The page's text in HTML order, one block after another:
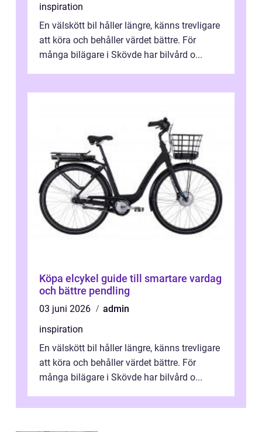
inspiration
En välskött bil håller längre, känns trevligare
att köra och behåller värdet bättre. För
många bilägare i Skövde har bilvård o...
Köpa elcykel guide till smartare vardag
och bättre pendling
03 juni 2026
admin
inspiration
En välskött bil håller längre, känns trevligare
att köra och behåller värdet bättre. För
många bilägare i Skövde har bilvård o...